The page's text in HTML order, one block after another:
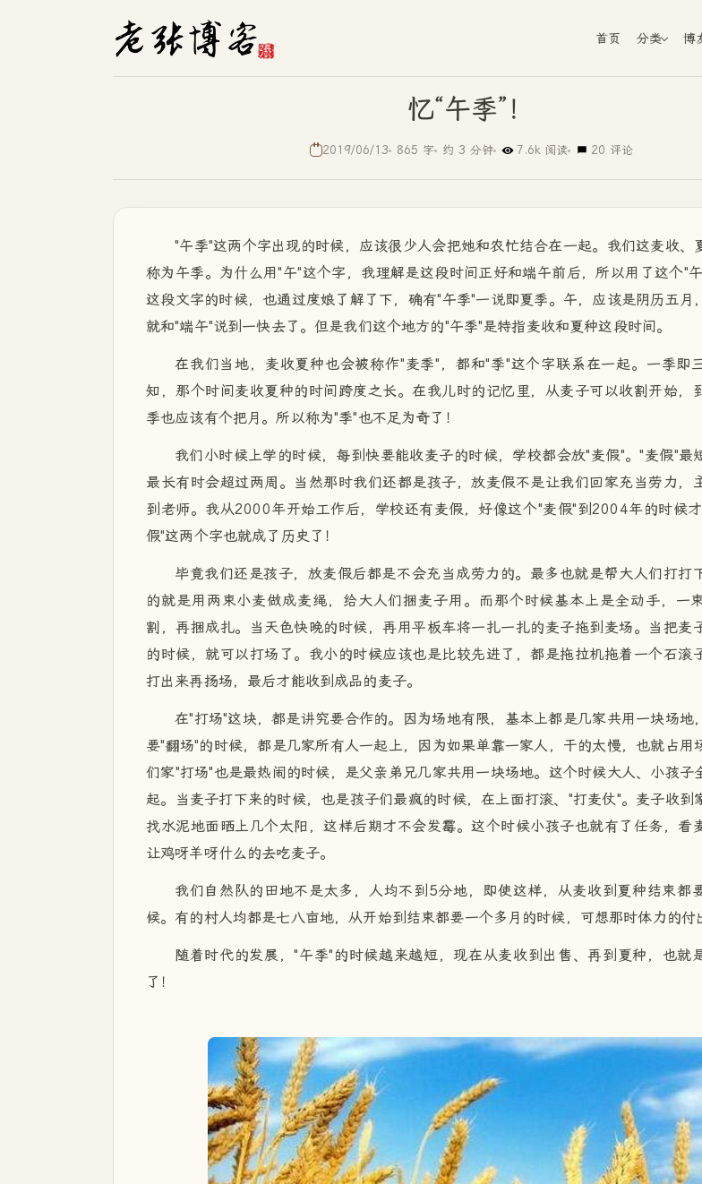
首页 分类 博
忆“午季”！
2019/06/13 865 字 约 3 分钟 7.6k 阅读 20 评论
"午季"这两个字出现的时候，应该很少人会把她和农忙结合在一起。我们这麦收、
称为午季。为什么用"午"这个字，我理解是这段时间正好和端午前后，所以用了这个"
这段文字的时候，也通过度娘了解了下，确有"午季"一说即夏季。午，应该是阴历五月
就和"端午"说到一快去了。但是我们这个地方的"午季"是特指麦收和夏种这段时间。
在我们当地，麦收夏种也会被称作"麦季"，都和"季"这个字联系在一起。一季即
知，那个时间麦收夏种的时间跨度之长。在我儿时的记忆里，从麦子可以收割开始，
季也应该有个把月。所以称为"季"也不足为奇了！
我们小时候上学的时候，每到快要能收麦子的时候，学校都会放"麦假"。"麦假"最
最长有时会超过两周。当然那时我们还都是孩子，放麦假不是让我们回家充当劳力，
到老师。我从2000年开始工作后，学校还有麦假，好像这个"麦假"到2004年的时候
假"这两个字也就成了历史了！
毕竟我们还是孩子，放麦假后都是不会充当成劳力的。最多也就是帮大人们打打
的就是用两束小麦做成麦绳，给大人们捆麦子用。而那个时候基本上是全动手，一
割，再捆成扎。当天色快晚的时候，再用平板车将一扎一扎的麦子拖到麦场。当把麦
的时候，就可以打场了。我小的时候应该也是比较先进了，都是拖拉机拖着一个石滚
打出来再扬场，最后才能收到成品的麦子。
在"打场"这块，都是讲究要合作的。因为场地有限，基本上都是几家共用一块场地
要"翻场"的时候，都是几家所有人一起上，因为如果单靠一家人，干的太慢，也就占用
们家"打场"也是最热闹的时候，是父亲弟兄几家共用一块场地。这个时候大人、小孩子
起。当麦子打下来的时候，也是孩子们最疯的时候，在上面打滚、"打麦仗"。麦子收到
找水泥地面晒上几个太阳，这样后期才不会发霉。这个时候小孩子也就有了任务，看
让鸡呀羊呀什么的去吃麦子。
我们自然队的田地不是太多，人均不到5分地，即使这样，从麦收到夏种结束都
候。有的村人均都是七八亩地，从开始到结束都要一个多月的时候，可想那时体力的付
随着时代的发展，"午季"的时候越来越短，现在从麦收到出售、再到夏种，也就
了！